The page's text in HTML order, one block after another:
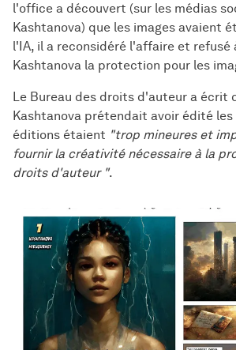
l'office a découvert (sur les médias
Kashtanova) que les images avaient
l'IA, il a reconsidéré l'affaire et refusé
Kashtanova la protection pour les
Le Bureau des droits d'auteur a écrit
Kashtanova prétendait avoir édité les
éditions étaient "trop mineures et
fournir la créativité nécessaire à la
droits d'auteur ".